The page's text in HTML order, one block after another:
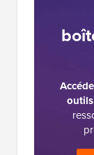
outils